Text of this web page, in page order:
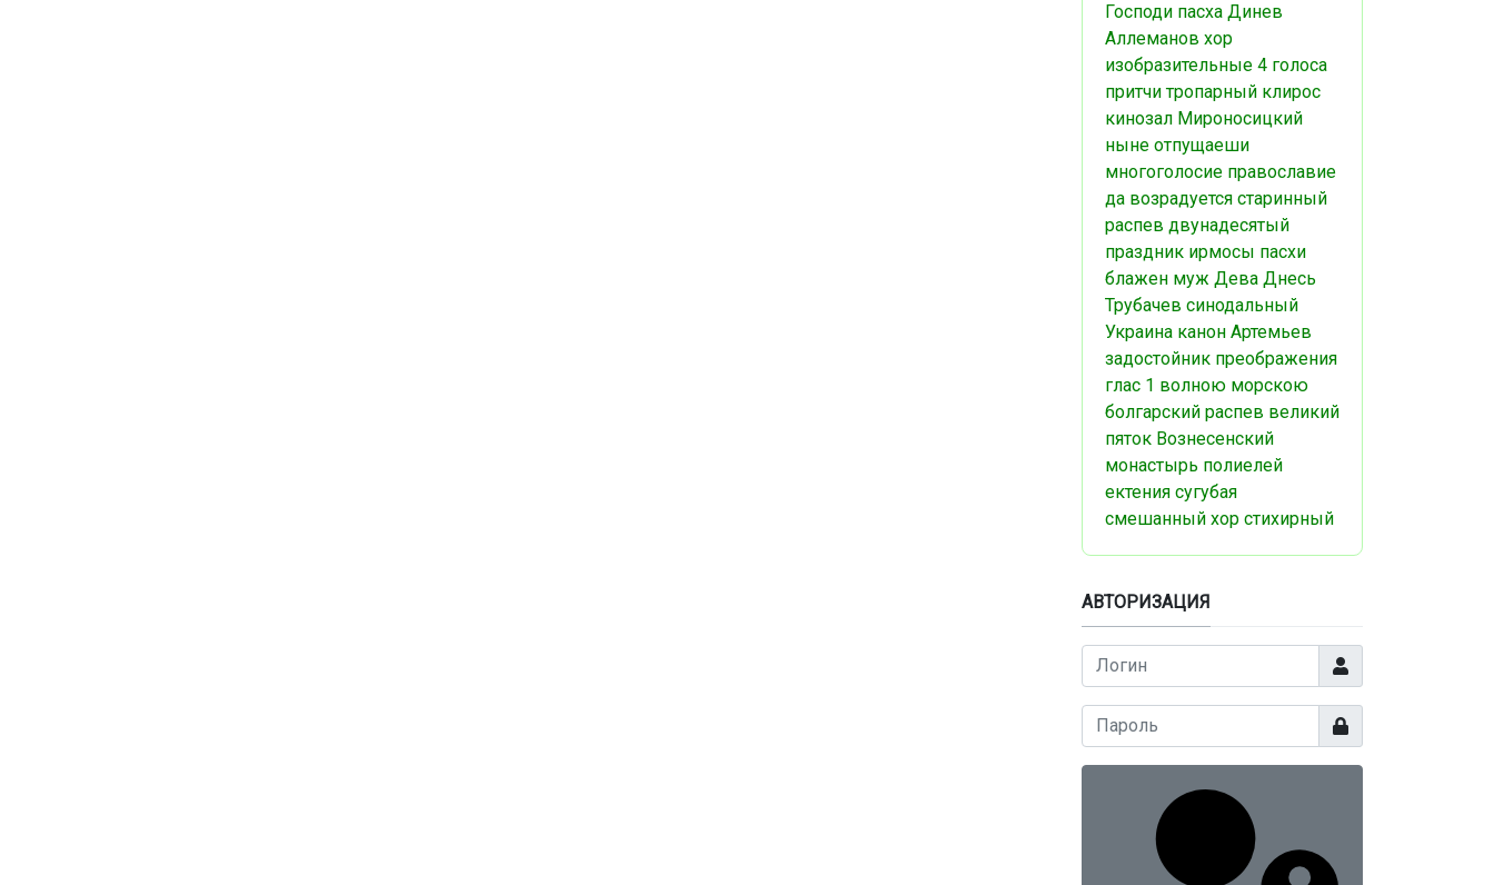
Господи пасха Динев
Аллеманов хор
изобразительные 4 голоса
притчи тропарный клирос
кинозал Мироносицкий
ныне отпущаеши
многоголосие православие
да возрадуется старинный
распев двунадесятый
праздник ирмосы пасхи
блажен муж Дева Днесь
Трубачев синодальный
Украина канон Артемьев
задостойник преображения
глас 1 волною морскою
болгарский распев великий
пяток Вознесенский
монастырь полиелей
ектения сугубая
смешанный хор стихирный
АВТОРИЗАЦИЯ
Логин
Показать